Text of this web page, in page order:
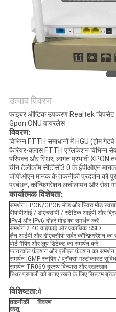
उत्पाद विवरण
फाइबर ऑप्टिक उपकरण Realtek चिपसेट
Gpon ONU वायरलेस
विवरण:
विभिन्न FTTH समाधानों में HGU (होम
कैरियर-क्लास FTTH एप्लिकेशन विभिन्न
परिपक्व और स्थिर, लागत प्रभावी XPON
चीन टेलीकॉम सीटीसी3.0 के ईपीओएन
जीपीओएन मानक के तकनीकी प्रदर्शन को
प्रबंधन, कॉन्फ़िगरेशन लचीलापन और सेवा
कार्यात्मक विशेषता:
समर्थन EPON/GPON मोड और स्विच मोड
पीपीपीओई / डीएचसीपी / स्टेटिक आईपी और
IPv4 और IPv6 दोहरे मोड का समर्थन करें
समर्थन 2.4G वाईफ़ाई और एकाधिक SSID
लैन आईपी और डीएचसीपी सर्वर कॉन्फ़िगरेशन का
पोर्ट मैपिंग और लूप-डिटेक्ट का समर्थन करें
फ़ायरवॉल फ़ंक्शन और एसीएल फ़ंक्शन का
समर्थन IGMP स्नूपिंग / प्रॉक्सी मल्टीकास्ट
समर्थन TR069 दूरस्थ विन्यास और रखरखाव
स्थिर प्रणाली को बनाए रखने के लिए सिस्टम
विशिष्टता:मैं
तकनीकी
वस्तु
विवरण